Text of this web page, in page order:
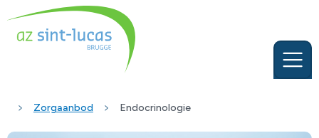
Zorgaanbod Endocrinologie